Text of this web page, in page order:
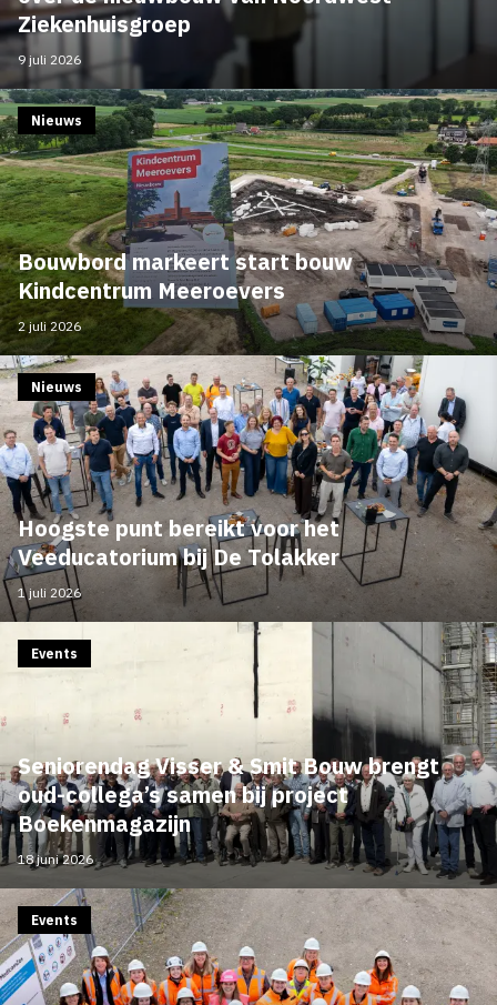
Ziekenhuisgroep
9 juli 2026
Bouwbord markeert start bouw
Kindcentrum Meeroevers
Nieuws
2 juli 2026
Hoogste punt bereikt voor het
Veeducatorium bij De Tolakker
Nieuws
1 juli 2026
Seniorendag Visser & Smit Bouw brengt
oud-collega’s samen bij project
Boekenmagazijn
Events
18 juni 2026
Events